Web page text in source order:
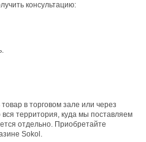
консультацию:
в торговом зале или через
вся территория, куда мы поставляем
отдельно. Приобретайте
Sokol.